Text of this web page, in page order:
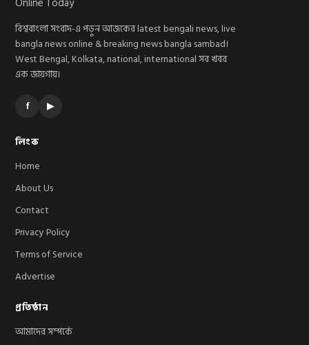
বিশ্ববাংলা সংবাদ-এ পড়ুন আজকের latest bengali news, live
bangla news online & breaking news bangla sambad।
West Bengal, Kolkata, national, international সব খবর
এক জায়গায়।
f ▶
লিংক
Home
About Us
Contact
Privacy Policy
Terms of Service
Advertise
প্রতিষ্ঠান
আমাদের সম্পর্কে